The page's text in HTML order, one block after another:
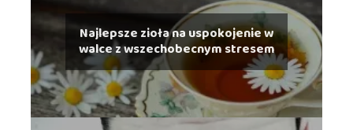
Najlepsze zioła na uspokojenie w
walce z wszechobecnym stresem